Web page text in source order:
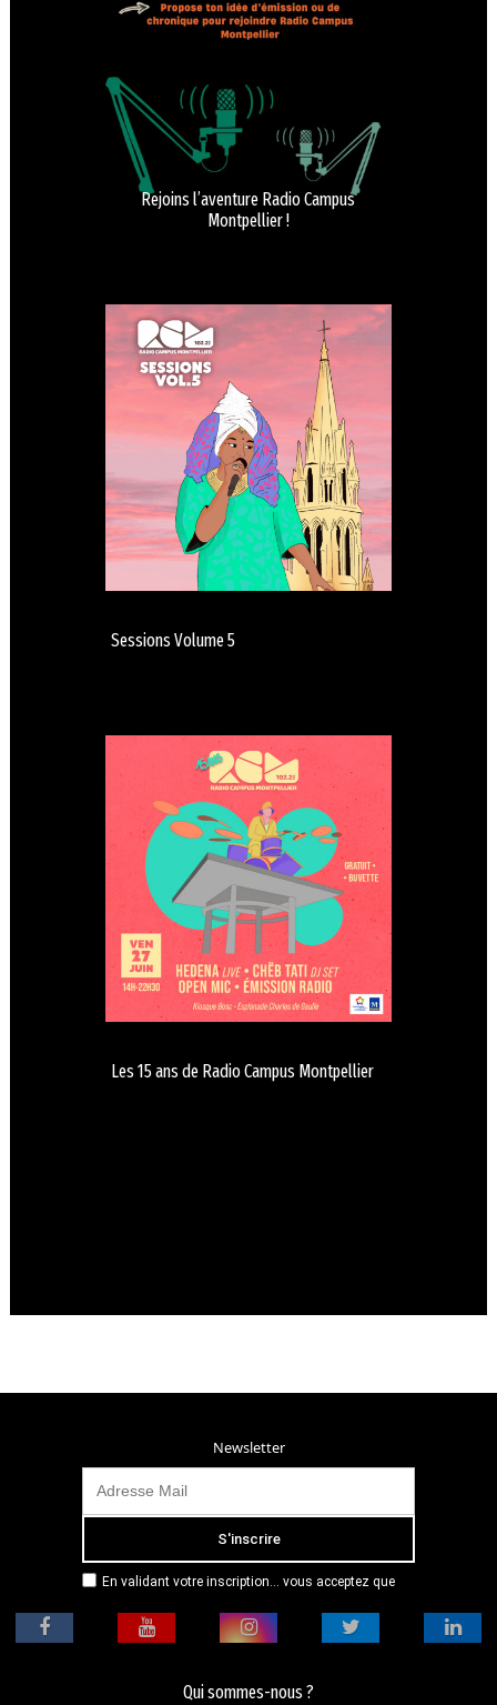
Rejoins l’aventure Radio Campus
Montpellier !
Sessions Volume 5
Les 15 ans de Radio Campus Montpellier
Newsletter
En validant votre inscription... vous acceptez que
adresse email dans le but de vous envoyer
mensuellement sa lettre d’informations. Pour plus
politique de confidentialité.
Qui sommes-nous ?